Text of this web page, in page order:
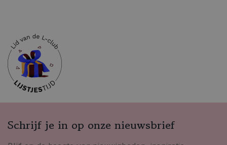
Schrijf je in op onze nieuwsbrief